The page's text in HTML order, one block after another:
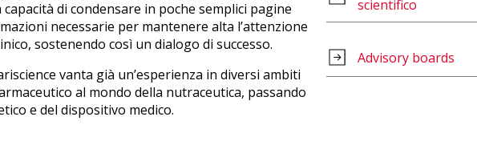
capacità di condensare in poche semplici pagine
necessarie per mantenere alta l’attenzione
sostenendo così un dialogo di successo.
vanta già un’esperienza in diversi ambiti
al mondo della nutraceutica, passando
e del dispositivo medico.
scientifico
Advisory boards